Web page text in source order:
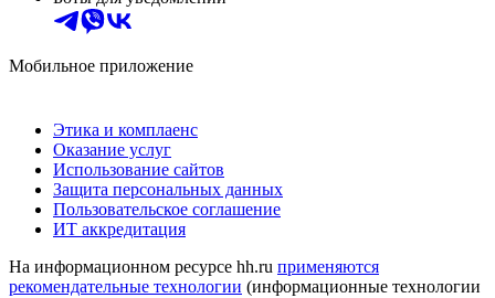
Мобильное приложение
Этика и комплаенс
Оказание услуг
Использование сайтов
Защита персональных данных
Пользовательское соглашение
ИТ аккредитация
На информационном ресурсе hh.ru применяются
рекомендательные технологии (информационные технологии